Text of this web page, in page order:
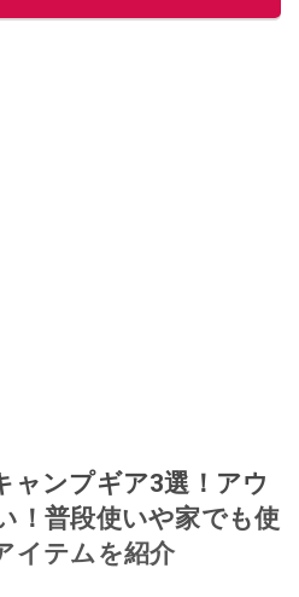
ャンプギア3選！アウ
！普段使いや家でも使
イテムを紹介